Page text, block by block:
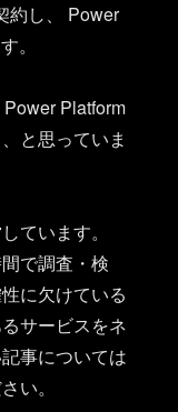
約し、 Power
。
Platform
と思っていま
ています。
で調査・検
に欠けている
サービスをネ
事については
い。